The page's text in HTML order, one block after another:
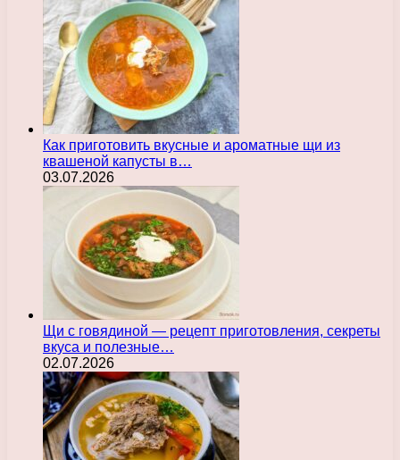
Как приготовить вкусные и ароматные щи из
квашеной капусты в…
03.07.2026
Щи с говядиной — рецепт приготовления, секреты
вкуса и полезные…
02.07.2026